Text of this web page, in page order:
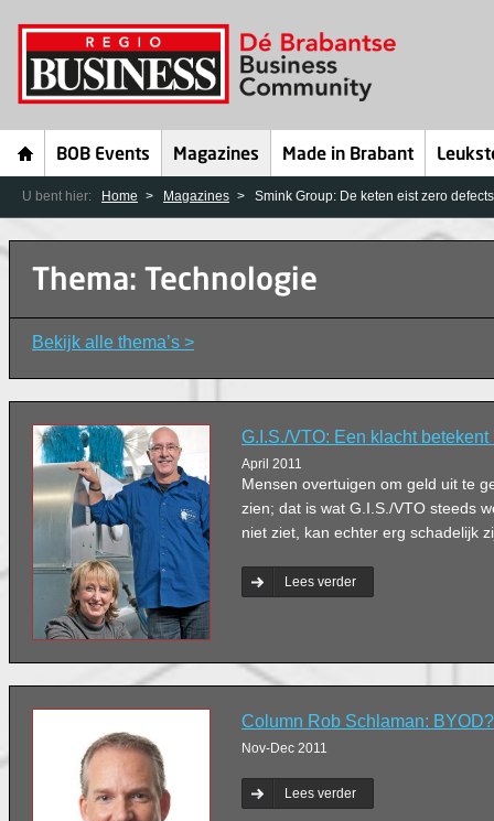
BOB Events Magazines Made in Brabant
U bent hier: Home Magazines Smink Group: De keten eist zero defects
Thema: Technologie
Bekijk alle thema’s >
G.I.S./VTO: Een klacht betekent
April 2011
Mensen overtuigen om geld uit te
zien; dat is wat G.I.S./VTO steeds
niet ziet, kan echter erg schadelijk
Lees verder
Column Rob Schlaman: BYOD?
Nov-Dec 2011
Lees verder